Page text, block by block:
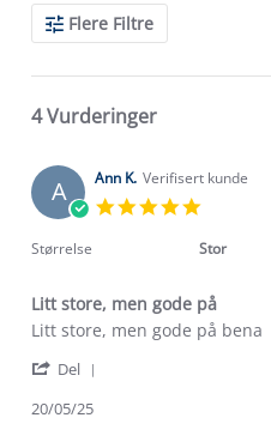
Search
ReviewsFlere Filtre
4 Vurderinger
A Ann K. Verifisert kunde
rating
Størrelse Stor
Litt store, men gode på
Review
Ann
on
review
Litt
men
Litt store, men gode på bena
Del
20/05/25